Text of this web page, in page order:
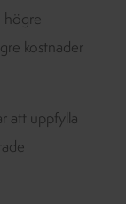
högre
kostnader
att uppfylla